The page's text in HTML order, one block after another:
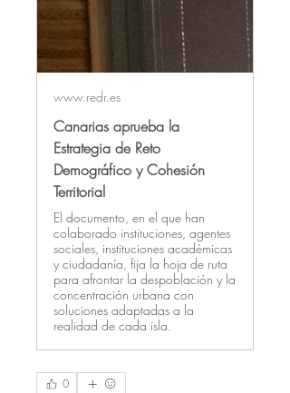
www.redr.es
Canarias aprueba la
Estrategia de Reto
Demográfico y Cohesión
Territorial
El documento, en el que han
colaborado instituciones, agentes
sociales, instituciones académicas
y ciudadanía, fija la hoja de ruta
para afrontar la despoblación y la
concentración urbana con
soluciones adaptadas a la
realidad de cada isla.
0